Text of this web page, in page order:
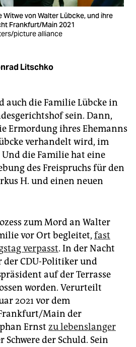
von Walter Lübcke, und ihre
Frank­furt/Main 2021
picture alliance
Litschko
auch die Familie Lübcke in
sein. Dann,
Ermordung ihres Ehemanns
verhandelt wird, im
die Familie hat eine
des Freispruchs für den
H. und einen neuen
zum Mord an Walter
vor Ort begleitet, fast
verpasst. In der Nacht
der CDU-Politiker und
auf der Terrasse
worden. Verurteilt
2021 vor dem
Main der
Ernst zu lebenslanger
Schwere der Schuld. Sein